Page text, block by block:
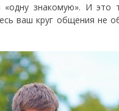
«одну знакомую». И
ваш круг общения не